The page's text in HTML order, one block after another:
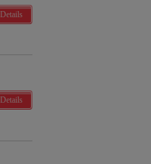
Details
Details